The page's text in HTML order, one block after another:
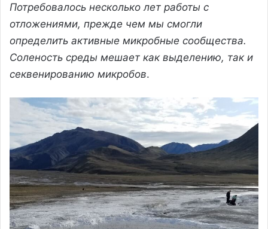
Потребовалось несколько лет работы с
отложениями, прежде чем мы смогли
определить активные микробные сообщества.
Соленость среды мешает как выделению, так и
секвенированию микробов.